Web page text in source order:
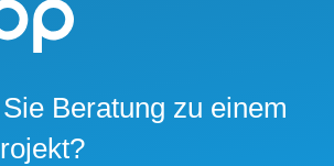
Beratung zu einem